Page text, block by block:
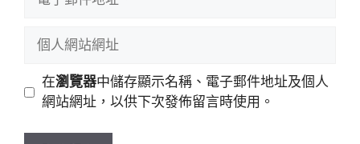
址
站
址
在瀏覽器中儲存顯示名稱、電子郵件地址及個人
網站網址，以供下次發佈留言時使用。